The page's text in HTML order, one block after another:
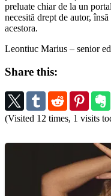
preluate chiar de la un
necesită drept de autor,
acestora.
Leontiuc Marius – senior
Share this:
(Visited 12 times, 1 visits